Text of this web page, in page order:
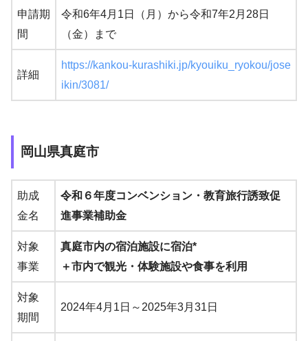
申請期
間
令和6年4月1日（月）から令和7年2月28日
（金）まで
詳細
https://kankou-kurashiki.jp/kyouiku_ryokou/jose
ikin/3081/
岡山県真庭市
助成
金名
令和６年度コンベンション・教育旅行誘致促
進事業補助金
対象
事業
真庭市内の宿泊施設に宿泊*
＋市内で観光・体験施設や食事を利用
対象
期間
2024年4月1日～2025年3月31日